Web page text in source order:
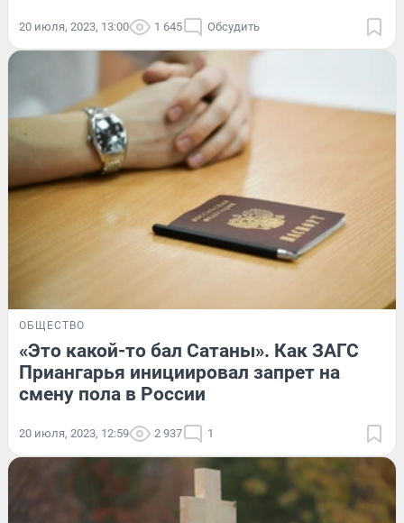
20 июля, 2023, 13:00 1 645 Обсудить
ОБЩЕСТВО
«Это какой-то бал Сатаны». Как ЗАГС
Приангарья инициировал запрет на
смену пола в России
20 июля, 2023, 12:59 2 937 1